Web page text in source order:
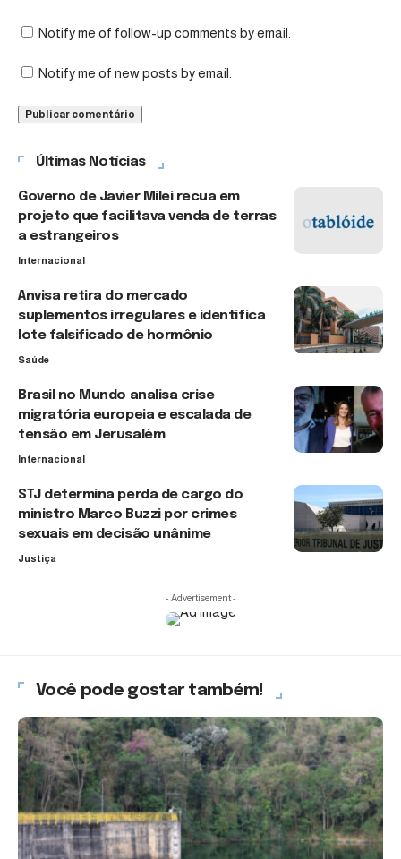
Notify me of follow-up comments by email.
Notify me of new posts by email.
Últimas Notícias
Governo de Javier Milei recua em
projeto que facilitava venda de terras
a estrangeiros
Internacional
Anvisa retira do mercado
suplementos irregulares e identifica
lote falsificado de hormônio
Saúde
Brasil no Mundo analisa crise
migratória europeia e escalada de
tensão em Jerusalém
Internacional
STJ determina perda de cargo do
ministro Marco Buzzi por crimes
sexuais em decisão unânime
Justiça
- Advertisement -
Você pode gostar também!